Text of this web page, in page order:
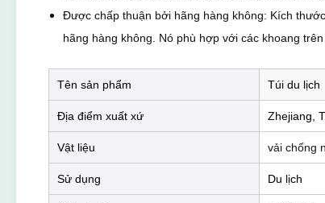
Được chấp thuận bởi hãng hàng không: Kích
hãng hàng không. Nó phù hợp với các khoang trên
Tên sản phẩm Túi du lịch
Địa điểm xuất xứ Zhejiang,
Vật liệu vải chống
Sử dụng Du lịch